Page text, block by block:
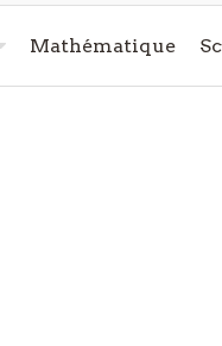
Mathématique